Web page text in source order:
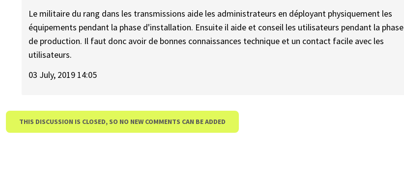
Le militaire du rang dans les transmissions aide les administrateurs en déployant physiquement les
équipements pendant la phase d'installation. Ensuite il aide et conseil les utilisateurs pendant la phase
de production. Il faut donc avoir de bonnes connaissances technique et un contact facile avec les
utilisateurs.
03 July, 2019 14:05
THIS DISCUSSION IS CLOSED, SO NO NEW COMMENTS CAN BE ADDED